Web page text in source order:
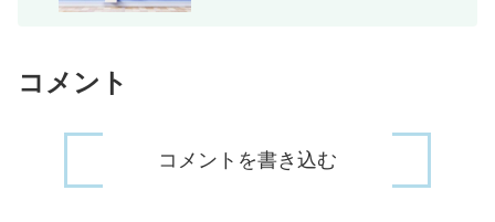
コメント
コメントを書き込む